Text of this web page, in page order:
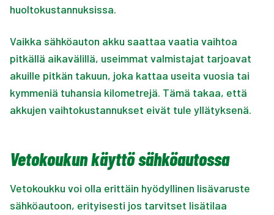
huoltokustannuksissa.
Vaikka sähköauton akku saattaa vaatia vaihtoa
pitkällä aikavälillä, useimmat valmistajat tarjoavat
akuille pitkän takuun, joka kattaa useita vuosia tai
kymmeniä tuhansia kilometrejä. Tämä takaa, että
akkujen vaihtokustannukset eivät tule yllätyksenä.
Vetokoukun käyttö sähköautossa
Vetokoukku voi olla erittäin hyödyllinen lisävaruste
sähköautoon, erityisesti jos tarvitset lisätilaa